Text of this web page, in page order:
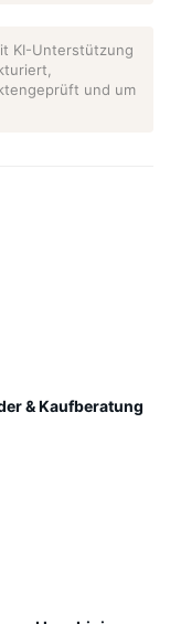
KI-Unterstützung
und um
& Kaufberatung